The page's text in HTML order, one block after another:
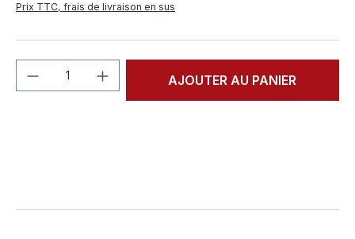
Prix TTC, frais de livraison en sus
Quantité de produit : Entrez la
AJOUTER AU PANIER